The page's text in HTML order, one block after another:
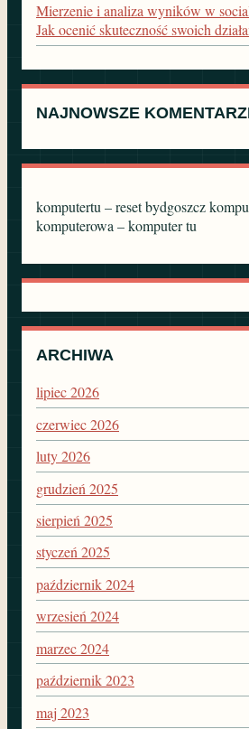
Mierzenie i analiza wyników w
Jak ocenić skuteczność swoich
NAJNOWSZE
komputertu – reset bydgoszcz
komputerowa – komputer tu
ARCHIWA
lipiec 2026
czerwiec 2026
luty 2026
grudzień 2025
sierpień 2025
styczeń 2025
październik 2024
wrzesień 2024
marzec 2024
październik 2023
maj 2023